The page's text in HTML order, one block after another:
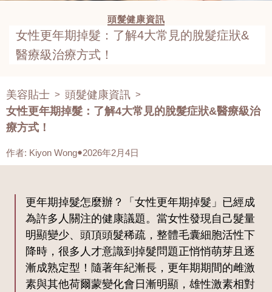
頭髮健康資訊
女性更年期掉髮：了解4大常見的脫髮症狀&
醫療級治療方式！
美容貼士 > 頭髮健康資訊 >
女性更年期掉髮：了解4大常見的脫髮症狀&醫療級治
療方式！
作者: Kiyon Wong 2026年2月4日
更年期掉髮怎麼辦？「女性更年期掉髮」已經成
為許多人關注的健康議題。當女性發現自己髮量
明顯變少、頭頂頭髮稀疏，整體毛囊細胞活性下
降時，很多人才意識到掉髮問題正悄悄萌芽且逐
漸成熟定型！隨著年紀漸長，更年期期間的雌激
素與其他荷爾蒙變化會日漸明顯，雄性激素相對